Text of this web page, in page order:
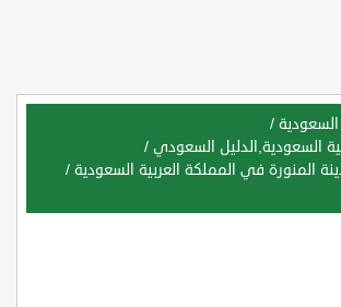
/
السعودية,الدليل السعودي /
المنورة في المملكة العربية السعودية /